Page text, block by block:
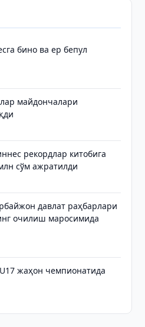
бино ва ер бепул
майдончалари
рекордлар китобига
сўм ажратилди
давлат раҳбарлари
очилиш маросимида
жаҳон чемпионатида